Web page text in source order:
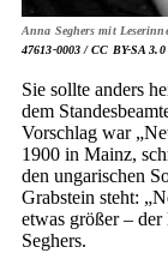
Anna Seghers mit
47613-0003 / CC BY-SA 3.0
Sie sollte anders
dem
Vorschlag war
1900 in Mainz,
den ungarischen
Grabstein steht:
etwas größer –
Seghers.